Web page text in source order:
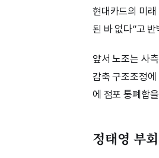
현대카드의 미
된 바 없다”고 반
앞서 노조는 사
감축 구조조정에
에 점포 통폐합
정태영 부